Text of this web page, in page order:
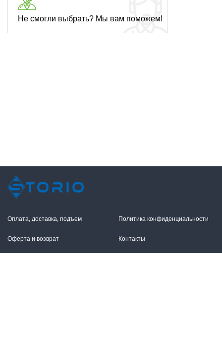
Не смогли выбрать? Мы вам поможем!
Оплата, доставка, подъем
Оферта и возврат
Политика конфиденциальности
Контакты